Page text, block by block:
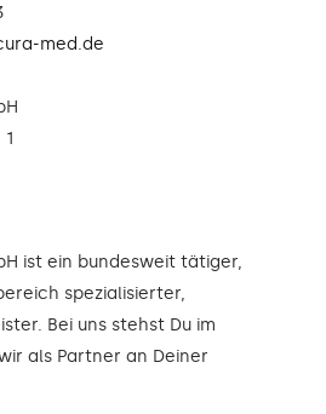
med.de
ist ein bundesweit tätiger,
spezialisierter,
Bei uns stehst Du im
als Partner an Deiner